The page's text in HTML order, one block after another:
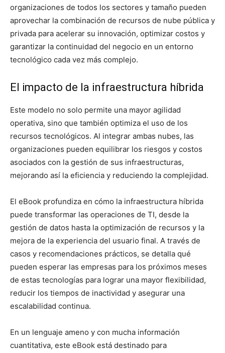
organizaciones de todos los sectores y tamaño pueden
aprovechar la combinación de recursos de nube pública y
privada para acelerar su innovación, optimizar costos y
garantizar la continuidad del negocio en un entorno
tecnológico cada vez más complejo.
El impacto de la infraestructura híbrida
Este modelo no solo permite una mayor agilidad
operativa, sino que también optimiza el uso de los
recursos tecnológicos. Al integrar ambas nubes, las
organizaciones pueden equilibrar los riesgos y costos
asociados con la gestión de sus infraestructuras,
mejorando así la eficiencia y reduciendo la complejidad.
El eBook profundiza en cómo la infraestructura híbrida
puede transformar las operaciones de TI, desde la
gestión de datos hasta la optimización de recursos y la
mejora de la experiencia del usuario final. A través de
casos y recomendaciones prácticos, se detalla qué
pueden esperar las empresas para los próximos meses
de estas tecnologías para lograr una mayor flexibilidad,
reducir los tiempos de inactividad y asegurar una
escalabilidad continua.
En un lenguaje ameno y con mucha información
cuantitativa, este eBook está destinado para